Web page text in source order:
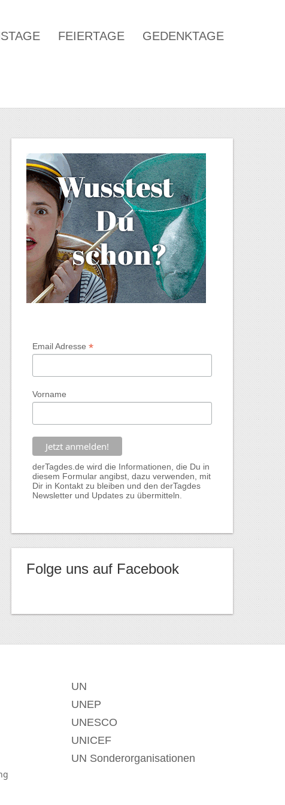
FEIERTAGE GEDENKTAGE
Email Adresse *
Vorname
derTagdes.de wird die Informationen, die Du in
diesem Formular angibst, dazu verwenden, mit
Dir in Kontakt zu bleiben und den derTagdes
Newsletter und Updates zu übermitteln.
Folge uns auf Facebook
UN
UNEP
UNESCO
UNICEF
UN Sonderorganisationen